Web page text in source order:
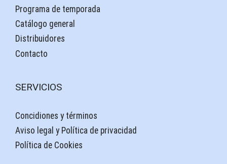
Programa de temporada
Catálogo general
Distribuidores
Contacto
SERVICIOS
Concidiones y términos
Aviso legal y Política de privacidad
Política de Cookies